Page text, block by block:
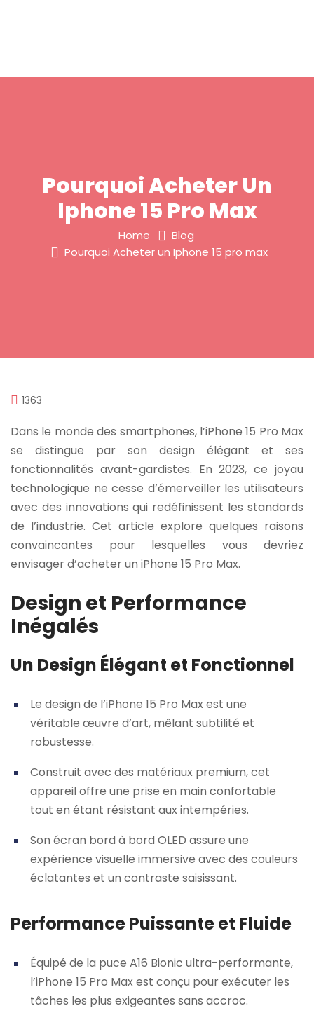
Pourquoi Acheter Un
Iphone 15 Pro Max
Home
Blog
Pourquoi Acheter un Iphone 15 pro max
1363
Dans le monde des smartphones, l’iPhone 15 Pro Max
se distingue par son design élégant et ses
fonctionnalités avant-gardistes. En 2023, ce joyau
technologique ne cesse d’émerveiller les utilisateurs
avec des innovations qui redéfinissent les standards
de l’industrie. Cet article explore quelques raisons
convaincantes pour lesquelles vous devriez
envisager d’acheter un iPhone 15 Pro Max.
Design et Performance
Inégalés
Un Design Élégant et Fonctionnel
Le design de l’iPhone 15 Pro Max est une
véritable œuvre d’art, mêlant subtilité et
robustesse.
Construit avec des matériaux premium, cet
appareil offre une prise en main confortable
tout en étant résistant aux intempéries.
Son écran bord à bord OLED assure une
expérience visuelle immersive avec des couleurs
éclatantes et un contraste saisissant.
Performance Puissante et Fluide
Équipé de la puce A16 Bionic ultra-performante,
l’iPhone 15 Pro Max est conçu pour exécuter les
tâches les plus exigeantes sans accroc.